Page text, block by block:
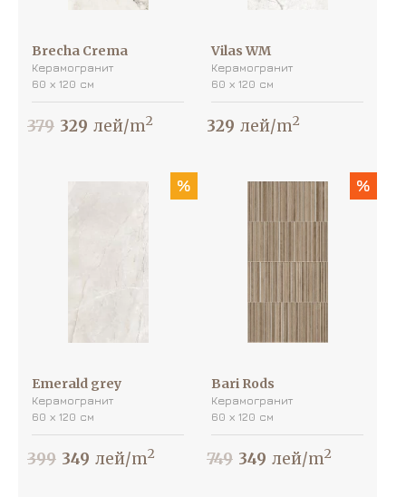
Brecha Crema
Керамогранит
60 х 120 см
379 329 лей/m2
Vilas WM
Керамогранит
60 х 120 см
329 лей/m2
%
Emerald grey
Керамогранит
60 х 120 см
399 349 лей/m2
%
Bari Rods
Керамогранит
60 х 120 см
749 349 лей/m2